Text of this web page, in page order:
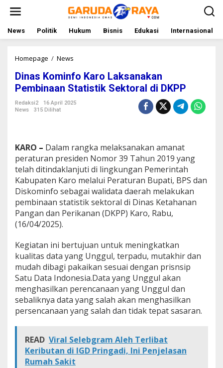
t
News Politik Hukum Bisnis Edukasi Internasional
Homepage / News
n
a
s
K
f
o
K
a
r
o
L
a
n
a
k
n
P
e
m
n
a
a
n
Dinas Kominfo Karo Laksanakan
Pembinaan Statistik Sektoral di DKPP
Redaksi2
16 April 2025
News
315 Dilihat
KARO – Dalam rangka melaksanakan amanat
peraturan presiden Nomor 39 Tahun 2019 yang
telah ditindaklanjuti di lingkungan Pemerintah
Kabupaten Karo melalui Peraturan Bupati, BPS dan
Diskominfo sebagai walidata daerah melakukan
pembinaan statistik sektoral di Dinas Ketahanan
Pangan dan Perikanan (DKPP) Karo, Rabu,
(16/04/2025).
Kegiatan ini bertujuan untuk meningkatkan
kualitas data yang Unggul, terpadu, mutakhir dan
mudah dibagi pakaikan sesuai dengan prisnsip
Satu Data Indonesia.Data yang Unggul akan
menghasilkan perencanaan yang Unggul dan
sebaliknya data yang salah akan menghasilkan
persencanaan yang salah dan tidak tepat sasaran.
READ Viral Selebgram Aleh Terlibat
Keributan di IGD Pringadi, Ini Penjelasan
Rumah Sakit